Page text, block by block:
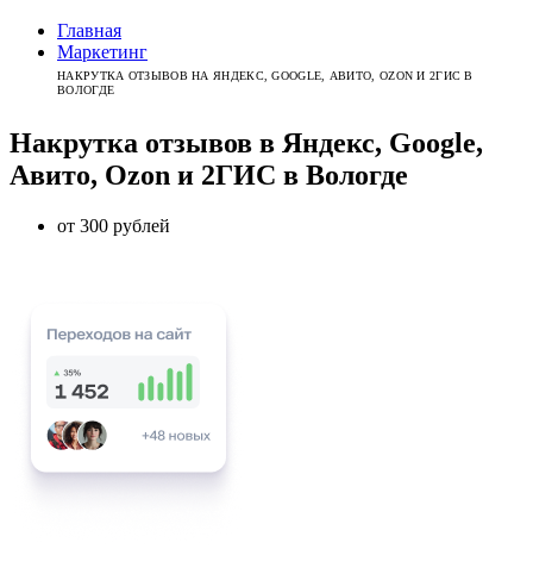
Главная
Маркетинг
НАКРУТКА ОТЗЫВОВ НА ЯНДЕКС, GOOGLE, АВИТО, OZON И 2ГИС В
ВОЛОГДЕ
Накрутка отзывов в Яндекс, Google,
Авито, Ozon и 2ГИС в Вологде
от 300 рублей